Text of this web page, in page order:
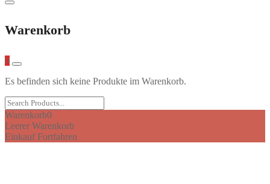
Warenkorb
0
Es befinden sich keine Produkte im Warenkorb.
Warenkorb0
Leerer Warenkorb
Einkauf Fortfahren